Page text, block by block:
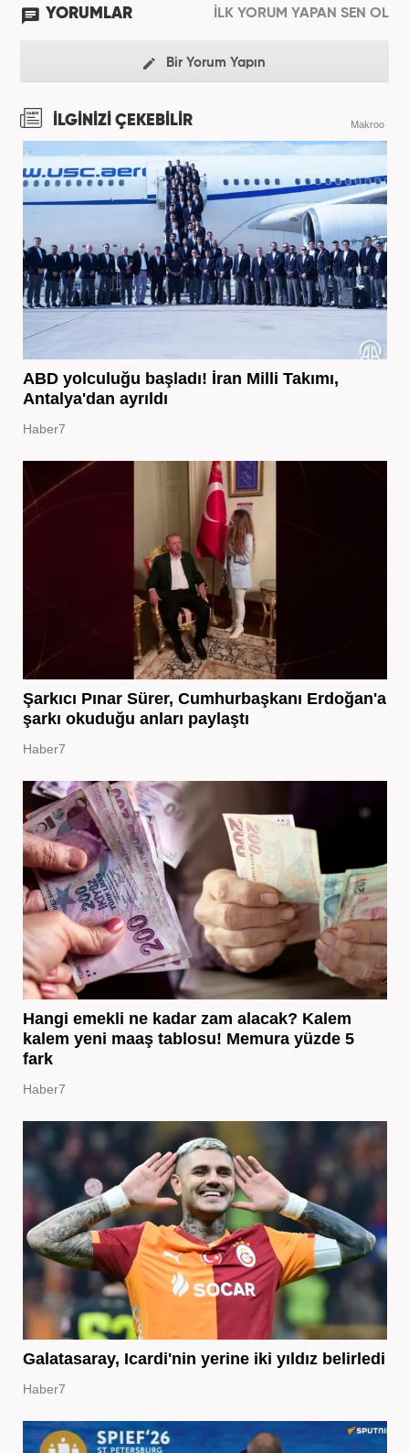
YORUMLAR İLK YORUM YAPAN SEN OL
Bir Yorum Yapın
İLGİNİZİ ÇEKEBİLİR Makroo
ABD yolculuğu başladı! İran Milli Takımı,
Antalya'dan ayrıldı
Haber7
Şarkıcı Pınar Sürer, Cumhurbaşkanı Erdoğan'a
şarkı okuduğu anları paylaştı
Haber7
Hangi emekli ne kadar zam alacak? Kalem
kalem yeni maaş tablosu! Memura yüzde 5
fark
Haber7
Galatasaray, Icardi'nin yerine iki yıldız belirledi
Haber7